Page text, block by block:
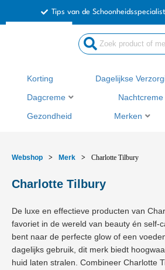
Tips van de
Search
...
Korting Dagelijkse
Dagcreme Nachtcreme
Gezondheid Merken
Webshop > Merk > Charlotte Tilbury
Charlotte Tilbury
De luxe en effectieve producten van
favoriet in de wereld van beauty én self-
bent naar de perfecte glow of een
dagelijks gebruik, dit merk biedt
huid laten stralen. Combineer Charlotte